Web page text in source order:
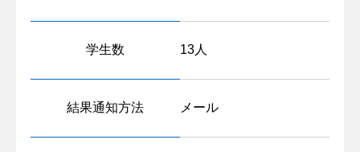
学生数 13人
結果通知方法 メール